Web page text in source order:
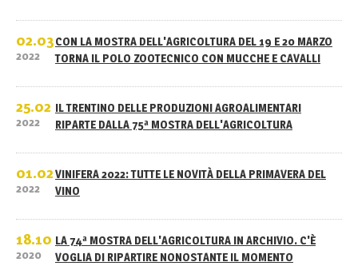
02.03
2022
CON LA MOSTRA DELL'AGRICOLTURA DEL 19 E 20 MARZO
TORNA IL POLO ZOOTECNICO CON MUCCHE E CAVALLI
25.02
2022
IL TRENTINO DELLE PRODUZIONI AGROALIMENTARI
RIPARTE DALLA 75ª MOSTRA DELL'AGRICOLTURA
01.02
2022
VINIFERA 2022: TUTTE LE NOVITÀ DELLA PRIMAVERA DEL
VINO
18.10
2020
LA 74ª MOSTRA DELL'AGRICOLTURA IN ARCHIVIO. C'È
VOGLIA DI RIPARTIRE NONOSTANTE IL MOMENTO